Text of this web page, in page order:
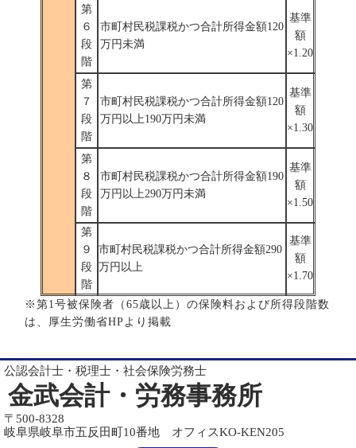
第
６
段
階
市町村民税課税かつ合計所得金額120
万円未満
基準
額
×1.20
第
７
段
階
市町村民税課税かつ合計所得金額120
万円以上190万円未満
基準
額
×1.30
第
８
段
階
市町村民税課税かつ合計所得金額190
万円以上290万円未満
基準
額
×1.50
第
９
段
階
市町村民税課税かつ合計所得金額290
万円以上
基準
額
×1.70
※第1号被保険者（65歳以上）の保険料および所得段階数
は、厚生労働省HPより掲載
公認会計士・税理士・社会保険労務士
金武会計・労務事務所
〒500-8328
岐阜県岐阜市五反田町10番地 オフィスKO-KEN205